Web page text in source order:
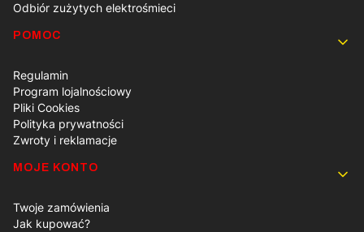
Odbiór zużytych elektrośmieci
POMOC
Regulamin
Program lojalnościowy
Pliki Cookies
Polityka prywatności
Zwroty i reklamacje
MOJE KONTO
Twoje zamówienia
Jak kupować?